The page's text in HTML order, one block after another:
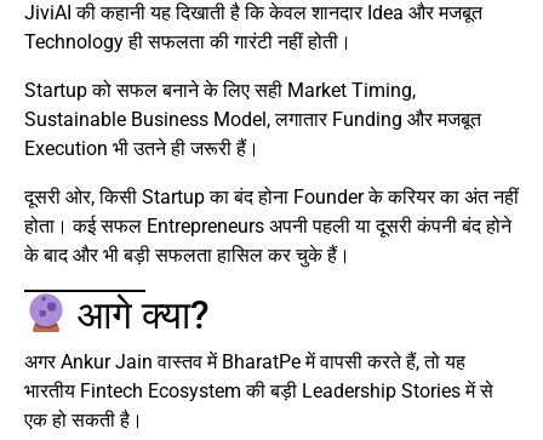
JiviAI की कहानी यह दिखाती है कि केवल शानदार Idea और मजबूत
Technology ही सफलता की गारंटी नहीं होती।
Startup को सफल बनाने के लिए सही Market Timing,
Sustainable Business Model, लगातार Funding और मजबूत
Execution भी उतने ही जरूरी हैं।
दूसरी ओर, किसी Startup का बंद होना Founder के करियर का अंत नहीं
होता। कई सफल Entrepreneurs अपनी पहली या दूसरी कंपनी बंद होने
के बाद और भी बड़ी सफलता हासिल कर चुके हैं।
आगे क्या?
अगर Ankur Jain वास्तव में BharatPe में वापसी करते हैं, तो यह
भारतीय Fintech Ecosystem की बड़ी Leadership Stories में से
एक हो सकती है।